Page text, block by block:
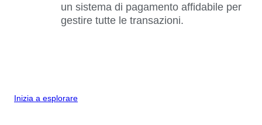
un sistema di pagamento affidabile per
gestire tutte le transazioni.
Inizia a esplorare